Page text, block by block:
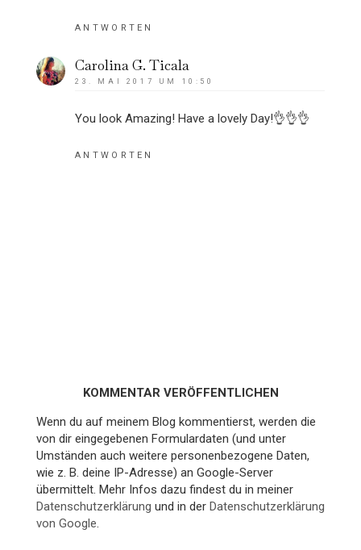
ANTWORTEN
Carolina G. Ticala
23. MAI 2017 UM 10:50
You look Amazing! Have a lovely Day!👌👌👌
ANTWORTEN
KOMMENTAR VERÖFFENTLICHEN
Wenn du auf meinem Blog kommentierst, werden die
von dir eingegebenen Formulardaten (und unter
Umständen auch weitere personenbezogene Daten,
wie z. B. deine IP-Adresse) an Google-Server
übermittelt. Mehr Infos dazu findest du in meiner
Datenschutzerklärung und in der Datenschutzerklärung
von Google.